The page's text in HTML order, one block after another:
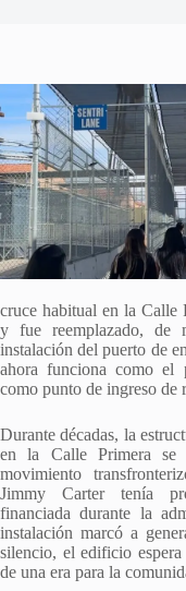
cruce habitual en la Calle
y fue reemplazado, de
instalación del puerto de
ahora funciona como el
como punto de ingreso de
Durante décadas, la
en la Calle Primera se
movimiento
Jimmy Carter tenía
financiada durante la
instalación marcó a
silencio, el edificio
de una era para la